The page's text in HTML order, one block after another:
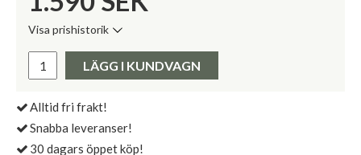
Visa prishistorik
Pris:
LÄGG I KUNDVAGN
Alltid fri frakt!
Snabba leveranser!
30 dagars öppet köp!